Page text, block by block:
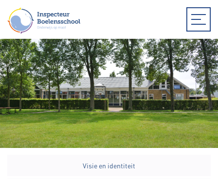
Visie en identiteit